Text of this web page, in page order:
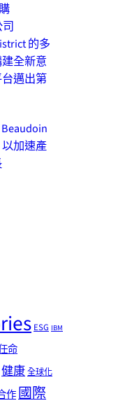
的多
全新意
邁出第
Beaudoin
加速產
ESG IBM
命
健康全球化
作國際